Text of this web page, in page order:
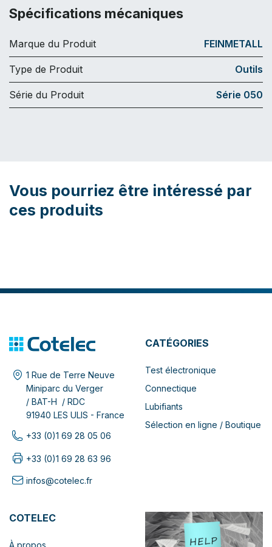
Spécifications mécaniques
Marque du Produit FEINMETALL
Type de Produit Outils
Série du Produit Série 050
Vous pourriez être intéressé par
ces produits
1 Rue de Terre Neuve
Miniparc du Verger
/ BAT-H / RDC
91940 LES ULIS - France
+33 (0)1 69 28 05 06
+33 (0)1 69 28 63 96
infos@cotelec.fr
CATÉGORIES
Test électronique
Connectique
Lubifiants
Sélection en ligne / Boutique
COTELEC
À propos